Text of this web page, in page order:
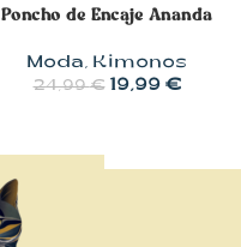
Poncho de Encaje Ananda
Moda, Kimonos
24,99€ 19,99 €